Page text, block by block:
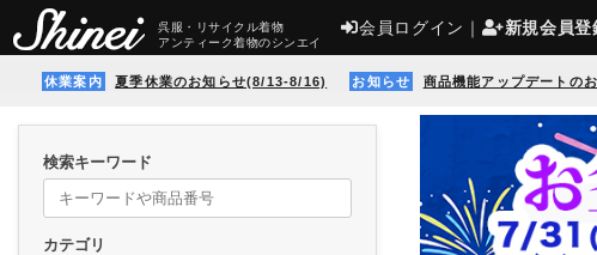
呉服・リサイクル着物
アンティーク着物のシンエイ
会員ログイン ｜ 新規会員登
休業案内 夏季休業のお知らせ(8/13-8/16) お知らせ 商品機能アップデートの
検索キーワード
カテゴリ